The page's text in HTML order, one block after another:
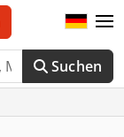
Suchen